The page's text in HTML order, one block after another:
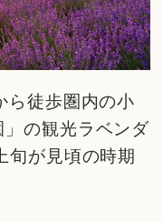
ら徒歩圏内の小
の観光ラベンダ
旬が見頃の時期